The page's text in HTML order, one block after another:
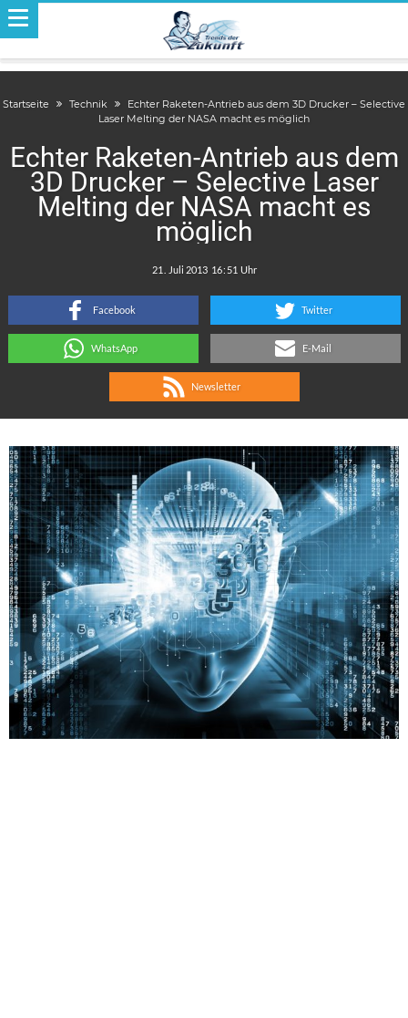
Startseite Technik
Echter Raketen-Antrieb aus dem 3D Drucker – Selective
Laser Melting der NASA macht es möglich
Echter Raketen-Antrieb aus dem
3D Drucker – Selective Laser
Melting der NASA macht es
möglich
:
Facebook Twitter
WhatsApp E-Mail
Newsletter